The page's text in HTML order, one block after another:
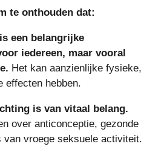
te onthouden dat:
een belangrijke
iedereen, maar vooral
Het kan aanzienlijke fysieke,
effecten hebben.
is van vitaal belang.
over anticonceptie, gezonde
van vroege seksuele activiteit.